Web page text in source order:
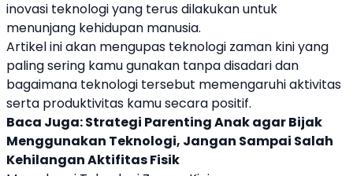
inovasi teknologi yang terus dilakukan untuk
menunjang kehidupan manusia.
Artikel ini akan mengupas teknologi zaman kini yang
paling sering kamu gunakan tanpa disadari dan
bagaimana teknologi tersebut memengaruhi aktivitas
serta produktivitas kamu secara positif.
Baca Juga:Strategi Parenting Anak agar Bijak
Menggunakan Teknologi, Jangan Sampai Salah
Kehilangan Aktifitas Fisik